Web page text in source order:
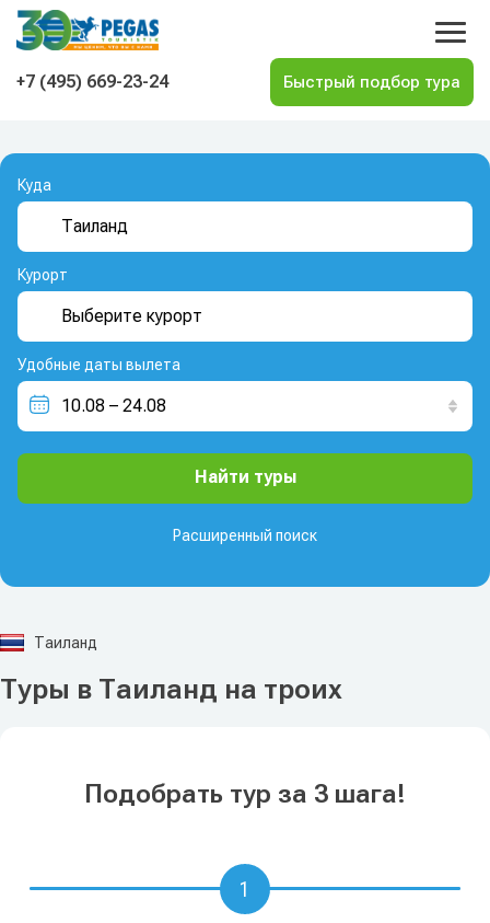
На главную
+7 (495) 669-23-24
Куда
Курорт
Удобные даты вылета
Расширенный поиск
Найти туры
Таиланд
Туры в Таиланд на троих
Подобрать тур за 3 шага!
1